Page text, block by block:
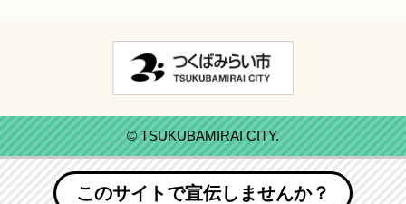
© TSUKUBAMIRAI CITY.
このサイトで宣伝しませんか？